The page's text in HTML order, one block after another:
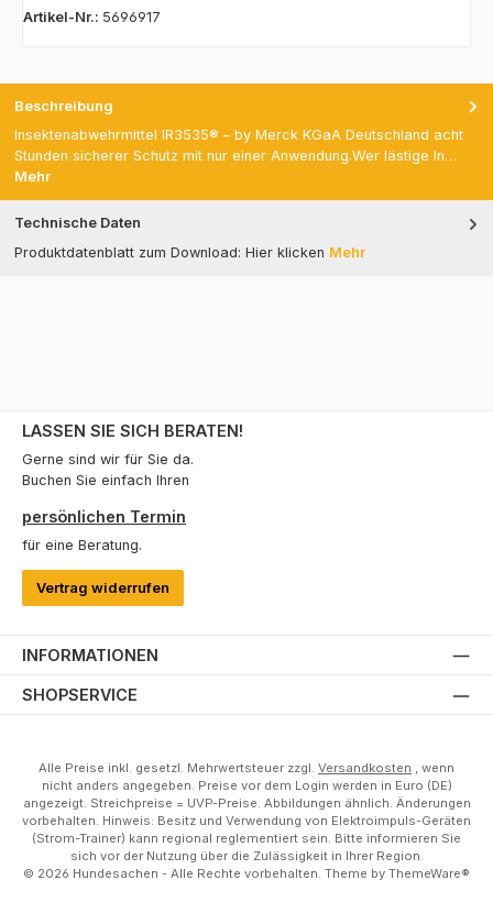
Artikel-Nr.: 5696917
Beschreibung
Insektenabwehrmittel IR3535® – by Merck KGaA Deutschland acht
Stunden sicherer Schutz mit nur einer Anwendung.Wer lästige In…
Mehr
Technische Daten
Produktdatenblatt zum Download: Hier klicken Mehr
LASSEN SIE SICH BERATEN!
Gerne sind wir für Sie da.
Buchen Sie einfach Ihren
persönlichen Termin
für eine Beratung.
Vertrag widerrufen
INFORMATIONEN
SHOPSERVICE
Alle Preise inkl. gesetzl. Mehrwertsteuer zzgl. Versandkosten , wenn
nicht anders angegeben. Preise vor dem Login werden in Euro (DE)
angezeigt. Streichpreise = UVP-Preise. Abbildungen ähnlich. Änderungen
vorbehalten. Hinweis: Besitz und Verwendung von Elektroimpuls-Geräten
(Strom-Trainer) kann regional reglementiert sein. Bitte informieren Sie
sich vor der Nutzung über die Zulässigkeit in Ihrer Region.
© 2026 Hundesachen - Alle Rechte vorbehalten. Theme by ThemeWare®